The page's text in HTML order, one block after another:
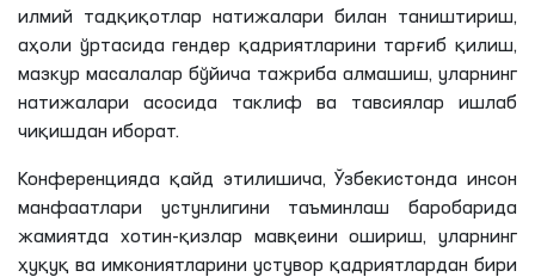
илмий тадқиқотлар натижалари билан таништириш,
аҳоли ўртасида гендер қадриятларини тарғиб қилиш,
мазкур масалалар бўйича тажриба алмашиш, уларнинг
натижалари асосида таклиф ва тавсиялар ишлаб
чиқишдан иборат.
Конференцияда қайд этилишича, Ўзбекистонда инсон
манфаатлари устунлигини таъминлаш баробарида
жамиятда хотин-қизлар мавқеини ошириш, уларнинг
ҳуқуқ ва имкониятларини устувор қадриятлардан бири